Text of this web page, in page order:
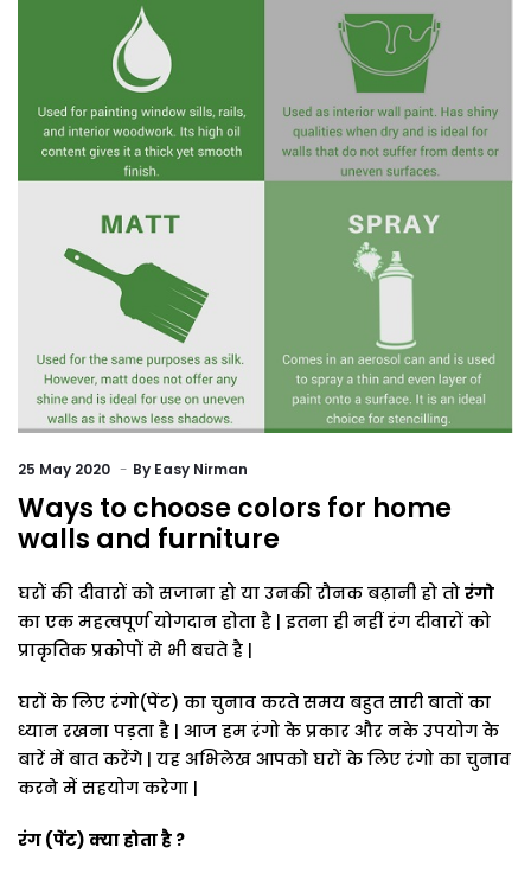
25 May 2020 By Easy Nirman
Ways to choose colors for home
walls and furniture
घरों की दीवारों को सजाना हो या उनकी रौनक बढ़ानी हो तो रंगो
का एक महत्वपूर्ण योगदान होता है | इतना ही नहीं रंग दीवारों को
प्राकृतिक प्रकोपों से भी बचते है |
घरों के लिए रंगो(पेंट) का चुनाव करते समय बहुत सारी बातों का
ध्यान रखना पड़ता है | आज हम रंगो के प्रकार और नके उपयोग के
बारें में बात करेंगे | यह अभिलेख आपको घरों के लिए रंगो का चुनाव
करने में सहयोग करेगा |
रंग (पेंट) क्याहोताहै ?